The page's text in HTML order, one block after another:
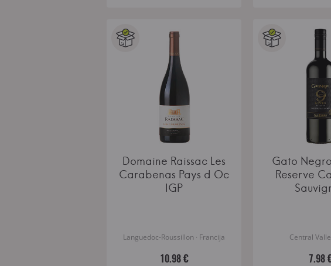
Domaine Raissac Les
Carabenas Pays d Oc
IGP
Languedoc-Roussillon · Francija
10.98 €
Gato
Reserve
Central
7.98